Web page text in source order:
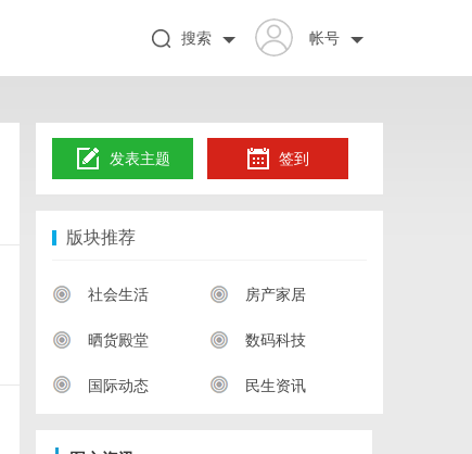
帐号
搜索
发表主题 签到
版块推荐
社会生活 房产家居
晒货殿堂 数码科技
国际动态 民生资讯